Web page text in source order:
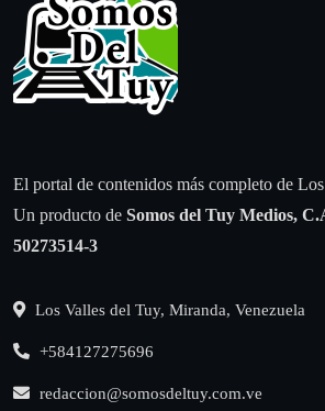
El portal de contenidos más completo de
Un producto de Somos del Tuy Medios,
50273514-3
Los Valles del Tuy, Miranda, Venezuela
+584127275696
redaccion@somosdeltuy.com.ve